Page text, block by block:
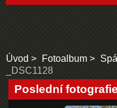
Úvod Fotoalbum
_DSC1128
Poslední fotografie